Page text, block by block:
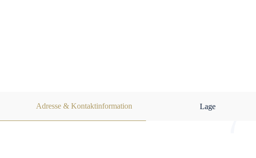
Adresse & Kontaktinformation Lage